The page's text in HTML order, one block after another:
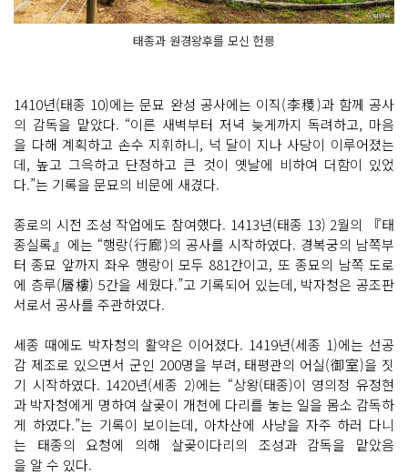
태종과 원경왕후를 모신 헌릉
1410년(태종 10)에는 문묘 완성 공사에는 이직(李稷)과 함께 공사
의 감독을 맡았다. “이른 새벽부터 저녁 늦게까지 독려하고, 마음
을 다해 계획하고 손수 지휘하니, 넉 달이 지나 사당이 이루어졌는
데, 높고 그윽하고 단정하고 큰 것이 옛날에 비하여 더함이 있었
다.”는 기록을 문묘의 비문에 새겼다.
종로의 시전 조성 작업에도 참여했다. 1413년(태종 13) 2월의 『태
종실록』에는 “행랑(行廊)의 공사를 시작하였다. 경복궁의 남쪽부
터 종묘 앞까지 좌우 행랑이 모두 881간이고, 또 종묘의 남쪽 도로
에 층루(層樓) 5간을 세웠다.”고 기록되어 있는데, 박자청은 공조판
서로서 공사를 주관하였다.
세종 때에도 박자청의 활약은 이어졌다. 1419년(세종 1)에는 선공
감 제조로 있으면서 군인 200명을 부려, 태평관의 어실(御室)을 짓
기 시작하였다. 1420년(세종 2)에는 “상왕(태종)이 영의정 유정현
과 박자청에게 명하여 살곶이 개천에 다리를 놓는 일을 몸소 감독하
게 하였다.”는 기록이 보이는데, 아차산에 사냥을 자주 하러 다니
는 태종의 요청에 의해 살곶이다리의 조성과 감독을 맡았음
을 알 수 있다.